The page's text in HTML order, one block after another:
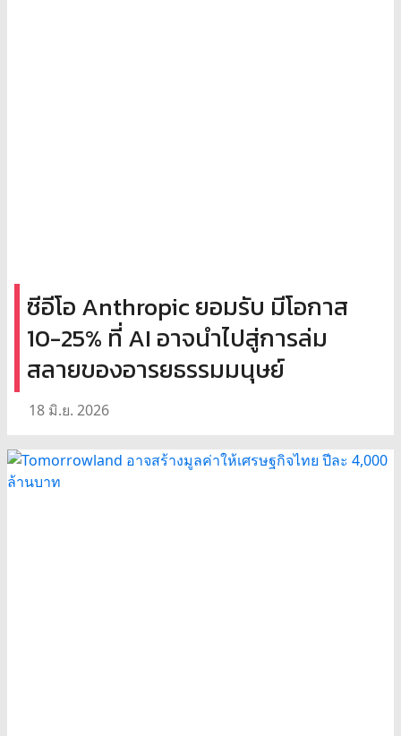
ซีอีโอ Anthropic ยอมรับ มีโอกาส
10-25% ที่ AI อาจนำไปสู่การล่ม
สลายของอารยธรรมมนุษย์
18 มิ.ย. 2026